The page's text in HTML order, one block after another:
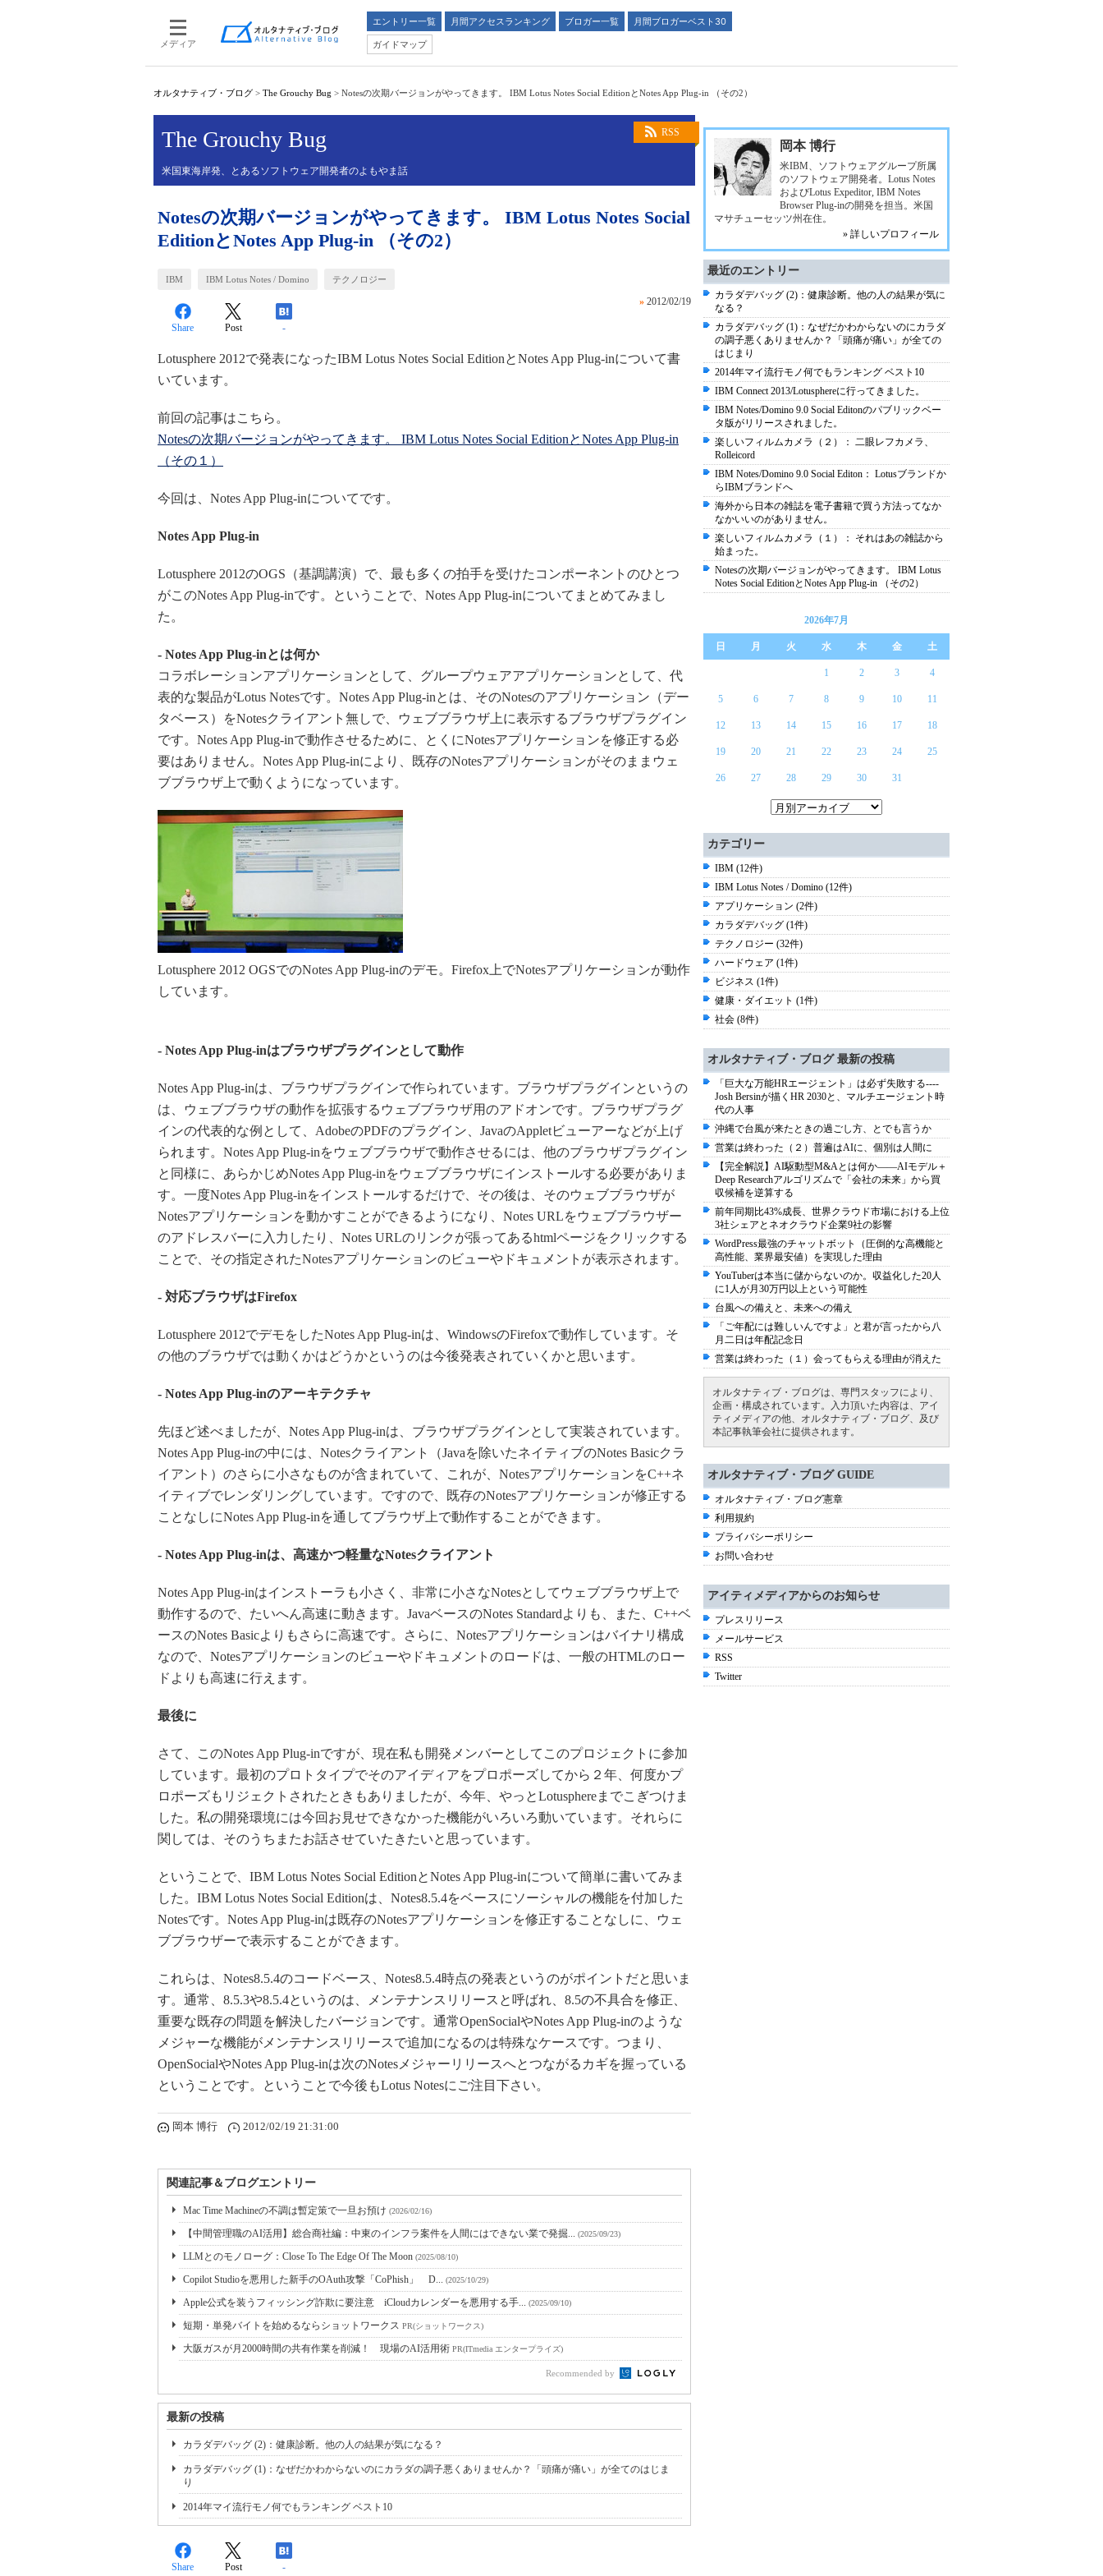
メディア
エントリー一覧 月間アクセスランキング ブロガー一覧
月間ブロガーベスト30
ガイドマップ
オルタナティブ・ブログ > The Grouchy Bug > Notesの次期バージョンがやってきます。 IBM Lotus Notes Social EditionとNotes App Plug-in （その2）
RSS
The Grouchy Bug
米国東海岸発、とあるソフトウェア開発者のよもやま話
Notesの次期バージョンがやってきます。 IBM Lotus Notes Social
EditionとNotes App Plug-in （その2）
IBM IBM Lotus Notes / Domino テクノロジー
» 2012/02/19
Share Post -
Lotusphere 2012で発表になったIBM Lotus Notes Social EditionとNotes App Plug-inについて書
いています。
前回の記事はこちら。
Notesの次期バージョンがやってきます。 IBM Lotus Notes Social EditionとNotes App Plug-in
（その１）
今回は、Notes App Plug-inについてです。
Notes App Plug-in
Lotusphere 2012のOGS（基調講演）で、最も多くの拍手を受けたコンポーネントのひとつ
がこのNotes App Plug-inです。ということで、Notes App Plug-inについてまとめてみまし
た。
- Notes App Plug-inとは何か
コラボレーションアプリケーションとして、グループウェアアプリケーションとして、代
表的な製品がLotus Notesです。Notes App Plug-inとは、そのNotesのアプリケーション（デー
タベース）をNotesクライアント無しで、ウェブブラウザ上に表示するブラウザプラグイン
です。Notes App Plug-inで動作させるために、とくにNotesアプリケーションを修正する必
要はありません。Notes App Plug-inにより、既存のNotesアプリケーションがそのままウェ
ブブラウザ上で動くようになっています。
Lotusphere 2012 OGSでのNotes App Plug-inのデモ。Firefox上でNotesアプリケーションが動作
しています。
- Notes App Plug-inはブラウザプラグインとして動作
Notes App Plug-inは、ブラウザプラグインで作られています。ブラウザプラグインというの
は、ウェブブラウザの動作を拡張するウェブブラウザ用のアドオンです。ブラウザプラグ
インの代表的な例として、AdobeのPDFのプラグイン、JavaのAppletビューアーなどが上げ
られます。Notes App Plug-inをウェブブラウザで動作させるには、他のブラウザプラグイン
と同様に、あらかじめNotes App Plug-inをウェブブラウザにインストールする必要がありま
す。一度Notes App Plug-inをインストールするだけで、その後は、そのウェブブラウザが
Notesアプリケーションを動かすことができるようになり、Notes URLをウェブブラウザー
のアドレスバーに入力したり、Notes URLのリンクが張ってあるhtmlページをクリックする
ことで、その指定されたNotesアプリケーションのビューやドキュメントが表示されます。
- 対応ブラウザはFirefox
Lotusphere 2012でデモをしたNotes App Plug-inは、WindowsのFirefoxで動作しています。そ
の他のブラウザでは動くかはどうかというのは今後発表されていくかと思います。
- Notes App Plug-inのアーキテクチャ
先ほど述べましたが、Notes App Plug-inは、ブラウザプラグインとして実装されています。
Notes App Plug-inの中には、Notesクライアント（Javaを除いたネイティブのNotes Basicクラ
イアント）のさらに小さなものが含まれていて、これが、NotesアプリケーションをC++ネ
イティブでレンダリングしています。ですので、既存のNotesアプリケーションが修正する
ことなしにNotes App Plug-inを通してブラウザ上で動作することができます。
- Notes App Plug-inは、高速かつ軽量なNotesクライアント
Notes App Plug-inはインストーラも小さく、非常に小さなNotesとしてウェブブラウザ上で
動作するので、たいへん高速に動きます。JavaベースのNotes Standardよりも、また、C++ベ
ースのNotes Basicよりもさらに高速です。さらに、Notesアプリケーションはバイナリ構成
なので、Notesアプリケーションのビューやドキュメントのロードは、一般のHTMLのロー
ドよりも高速に行えます。
最後に
さて、このNotes App Plug-inですが、現在私も開発メンバーとしてこのプロジェクトに参加
しています。最初のプロトタイプでそのアイディアをプロポーズしてから２年、何度かプ
ロポーズもリジェクトされたときもありましたが、今年、やっとLotusphereまでこぎつけま
した。私の開発環境には今回お見せできなかった機能がいろいろ動いています。それらに
関しては、そのうちまたお話させていたきたいと思っています。
ということで、IBM Lotus Notes Social EditionとNotes App Plug-inについて簡単に書いてみま
した。IBM Lotus Notes Social Editionは、Notes8.5.4をベースにソーシャルの機能を付加した
Notesです。Notes App Plug-inは既存のNotesアプリケーションを修正することなしに、ウェ
ブブラウザーで表示することができます。
これらは、Notes8.5.4のコードベース、Notes8.5.4時点の発表というのがポイントだと思いま
す。通常、8.5.3や8.5.4というのは、メンテナンスリリースと呼ばれ、8.5の不具合を修正、
重要な既存の問題を解決したバージョンです。通常OpenSocialやNotes App Plug-inのような
メジャーな機能がメンテナンスリリースで追加になるのは特殊なケースです。つまり、
OpenSocialやNotes App Plug-inは次のNotesメジャーリリースへとつながるカギを握っている
ということです。ということで今後もLotus Notesにご注目下さい。
岡本 博行 2012/02/19 21:31:00
関連記事＆ブログエントリー
Mac Time Machineの不調は暫定策で一旦お預け (2026/02/16)
【中間管理職のAI活用】総合商社編：中東のインフラ案件を人間にはできない業で発掘... (2025/09/23)
LLMとのモノローグ：Close To The Edge Of The Moon (2025/08/10)
Copilot Studioを悪用した新手のOAuth攻撃「CoPhish」 D... (2025/10/29)
Apple公式を装うフィッシング詐欺に要注意 iCloudカレンダーを悪用する手... (2025/09/10)
短期・単発バイトを始めるならショットワークス PR(ショットワークス)
大阪ガスが月2000時間の共有作業を削減！ 現場のAI活用術 PR(ITmedia エンタープライズ)
Recommended by
最新の投稿
カラダデバッグ (2)：健康診断。他の人の結果が気になる？
カラダデバッグ (1)：なぜだかわからないのにカラダの調子悪くありませんか？「頭痛が痛い」が全てのはじま
り
2014年マイ流行モノ何でもランキング ベスト10
Share Post -
岡本 博行
米IBM、ソフトウェアグループ所属
のソフトウェア開発者。Lotus Notes
およびLotus Expeditor, IBM Notes
Browser Plug-inの開発を担当。米国
マサチューセッツ州在住。
» 詳しいプロフィール
最近のエントリー
カラダデバッグ (2)：健康診断。他の人の結果が気に
なる？
カラダデバッグ (1)：なぜだかわからないのにカラダ
の調子悪くありませんか？「頭痛が痛い」が全ての
はじまり
2014年マイ流行モノ何でもランキング ベスト10
IBM Connect 2013/Lotusphereに行ってきました。
IBM Notes/Domino 9.0 Social Editonのパブリックベー
タ版がリリースされました。
楽しいフィルムカメラ（２）： 二眼レフカメラ、
Rolleicord
IBM Notes/Domino 9.0 Social Editon： Lotusブランドか
らIBMブランドへ
海外から日本の雑誌を電子書籍で買う方法ってなか
なかいいのがありません。
楽しいフィルムカメラ（１）： それはあの雑誌から
始まった。
Notesの次期バージョンがやってきます。 IBM Lotus
Notes Social EditionとNotes App Plug-in （その2）
2026年7月
日 月 火 水 木 金 土
1 2 3 4
5 6 7 8 9 10 11
12 13 14 15 16 17 18
19 20 21 22 23 24 25
26 27 28 29 30 31
カテゴリー
IBM (12件)
IBM Lotus Notes / Domino (12件)
アプリケーション (2件)
カラダデバッグ (1件)
テクノロジー (32件)
ハードウェア (1件)
ビジネス (1件)
健康・ダイエット (1件)
社会 (8件)
オルタナティブ・ブログ 最新の投稿
「巨大な万能HRエージェント」は必ず失敗する----
Josh Bersinが描くHR 2030と、マルチエージェント時
代の人事
沖縄で台風が来たときの過ごし方、とでも言うか
営業は終わった（２）普遍はAIに、個別は人間に
【完全解説】AI駆動型M&Aとは何か――AIモデル＋
Deep Researchアルゴリズムで「会社の未来」から買
収候補を逆算する
前年同期比43%成長、世界クラウド市場における上位
3社シェアとネオクラウド企業9社の影響
WordPress最強のチャットボット（圧倒的な高機能と
高性能、業界最安値）を実現した理由
YouTuberは本当に儲からないのか。収益化した20人
に1人が月30万円以上という可能性
台風への備えと、未来への備え
「ご年配には難しいんですよ」と君が言ったから八
月二日は年配記念日
営業は終わった（１）会ってもらえる理由が消えた
オルタナティブ・ブログは、専門スタッフにより、
企画・構成されています。入力頂いた内容は、アイ
ティメディアの他、オルタナティブ・ブログ、及び
本記事執筆会社に提供されます。
オルタナティブ・ブログ GUIDE
オルタナティブ・ブログ憲章
利用規約
プライバシーポリシー
お問い合わせ
アイティメディアからのお知らせ
プレスリリース
メールサービス
RSS
Twitter